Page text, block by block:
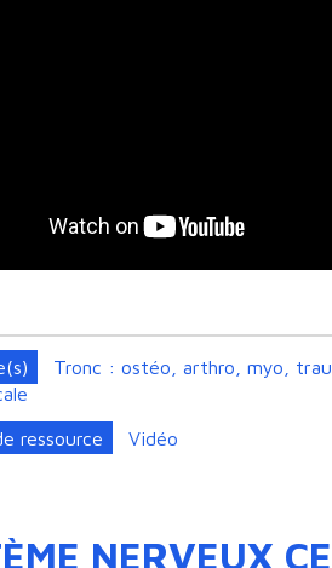
Tronc : ostéo, arthro, myo,
ressource Vidéo
NERVEUX